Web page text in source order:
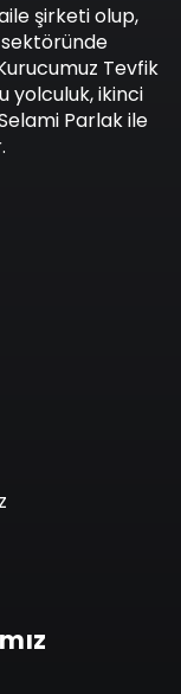
şirketi olup,
Tevfik
yolculuk, ikinci
Parlak ile